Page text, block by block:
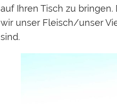
auf Ihren Tisch zu
wir unser Fleisch/unser
sind.